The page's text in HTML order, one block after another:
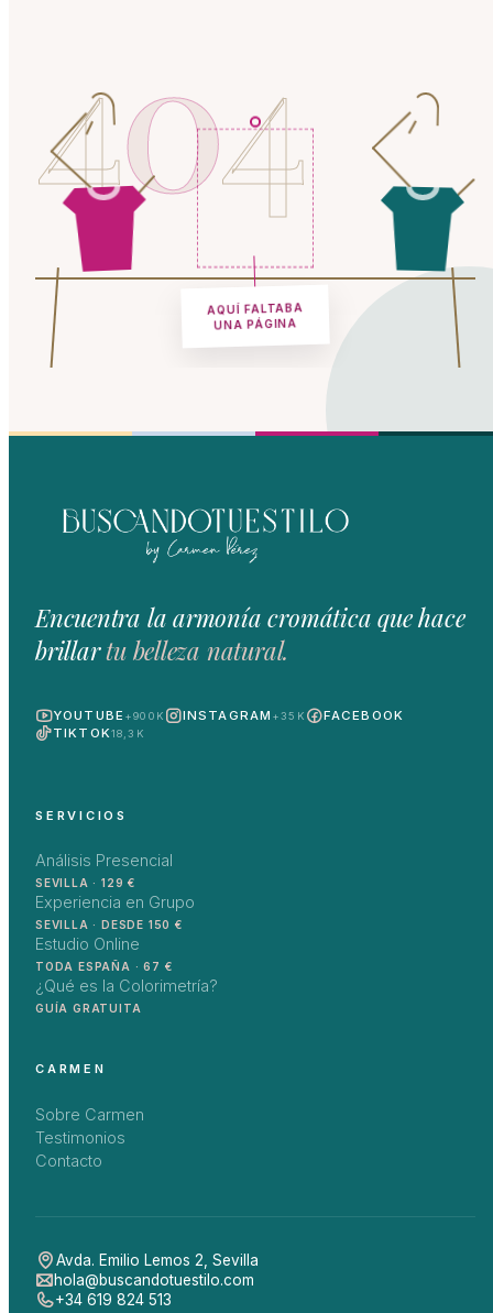
404
AQUÍ FALTABA
UNA PÁGINA
Encuentra la armonía cromática que hace
brillartu belleza natural.
YOUTUBE +900K INSTAGRAM +35K
FACEBOOK
TIKTOK18,3K
SERVICIOS
Análisis Presencial
SEVILLA · 129 €
Experiencia en Grupo
SEVILLA · DESDE 150 €
Estudio Online
TODA ESPAÑA · 67 €
¿Qué es la Colorimetría?
GUÍA GRATUITA
CARMEN
Sobre Carmen
Testimonios
Contacto
Avda. Emilio Lemos 2 Sevilla
hola@buscandotuestilo.com
+34 619 824 513